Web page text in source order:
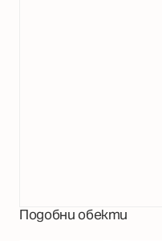
Подобни обекти